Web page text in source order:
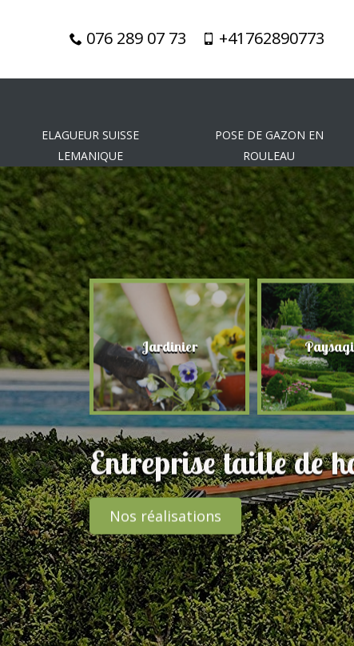
076 289 07 73 +41762890773
ELAGUEUR SUISSE
LEMANIQUE
POSE DE GAZON EN
ROULEAU
Jardinier
Entreprise taille de
Nos réalisations